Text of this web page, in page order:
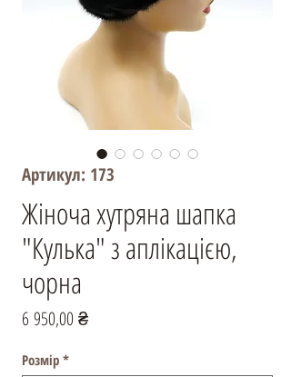
Артикул: 173
Жіноча хутряна шапка
"Кулька" з аплікацією,
чорна
6 950,00 ₴Ціна
Розмір *